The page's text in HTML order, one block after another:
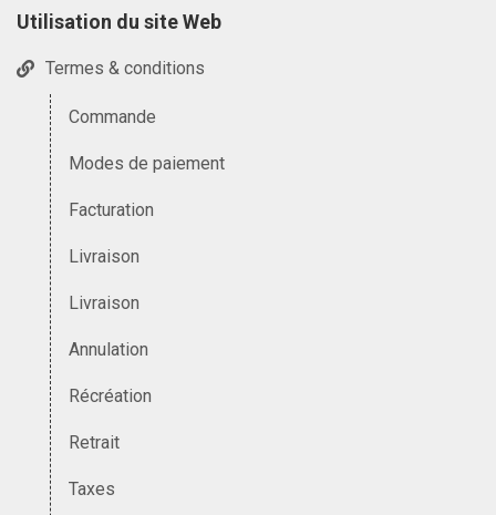
Utilisation du site Web
Termes & conditions
Commande
Modes de paiement
Facturation
Livraison
Livraison
Annulation
Récréation
Retrait
Taxes